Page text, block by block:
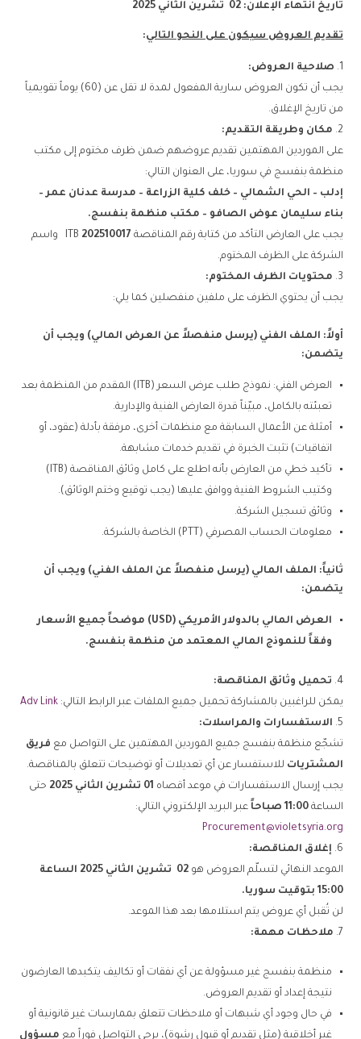
تاريخ انتهاء الإعلان:
02 تشرين الثاني 2025
تقديم العروض سيكون على النحو التالي:
صلاحية العروض:
يجب أن تكون العروض سارية المفعول لمدة لا تقل عن (60) يوماً تقويمياً
من تاريخ الإغلاق.
مكان وطريقة التقديم:
على الموردين المهتمين تقديم عروضهم ضمن ظرف مختوم إلى مكتب
منظمة بنفسج في سوريا، على العنوان التالي:
إدلب – الحي الشمالي – خلف كلية الزراعة – مدرسة عدنان عمر –
بناء سليمان عوض الصافو – مكتب منظمة بنفسج.
يجب على العارض التأكد من كتابة رقم المناقصة 202510017
ITB واسم
الشركة على الظرف المختوم.
محتويات الظرف المختوم:
يجب أن يحتوي الظرف على ملفين منفصلين كما يلي:
أولاً: الملف الفني (يرسل منفصلاً عن العرض المالي) ويجب أن
يتضمن:
العرض الفني: نموذج طلب عرض السعر (ITB) المقدم من المنظمة بعد
تعبئته بالكامل، مبيّناً قدرة العارض الفنية والإدارية.
أمثلة عن الأعمال السابقة مع منظمات أخرى، مرفقة بأدلة (عقود، أو
اتفاقيات) تثبت الخبرة في تقديم خدمات مشابهة.
تأكيد خطي من العارض بأنه اطلع على كامل وثائق المناقصة (ITB)
وكتيب الشروط الفنية ووافق عليها (يجب توقيع وختم الوثائق).
وثائق تسجيل الشركة.
معلومات الحساب المصرفي (PTT) الخاصة بالشركة.
ثانياً: الملف المالي (يرسل منفصلاً عن الملف الفني) ويجب أن
يتضمن:
العرض المالي بالدولار الأمريكي (USD)
موضحاً جميع الأسعار
وفقاً للنموذج المالي المعتمد من منظمة بنفسج.
تحميل وثائق المناقصة:
يمكن للراغبين بالمشاركة تحميل جميع الملفات عبر الرابط التالي: Adv Link
الاستفسارات والمراسلات:
تشجّع منظمة بنفسج جميع الموردين المهتمين على التواصل مع فريق
المشتريات للاستفسار عن أي تعديلات أو توضيحات تتعلق بالمناقصة.
يجب إرسال الاستفسارات في موعد أقصاه 01 تشرين الثاني 2025
حتى
الساعة 11:00 صباحاً عبر البريد الإلكتروني التالي:
Procurement@violetsyria.org
إغلاق المناقصة:
الموعد النهائي لتسلّم العروض هو 02
تشرين الثاني 2025 الساعة
15:00 بتوقيت سوريا
.
لن تُقبل أي عروض يتم استلامها بعد هذا الموعد.
ملاحظات مهمة:
منظمة بنفسج غير مسؤولة عن أي نفقات أو تكاليف يتكبدها العارضون
نتيجة إعداد أو تقديم العروض.
في حال وجود أي شبهات أو ملاحظات تتعلق بممارسات غير قانونية أو
غير أخلاقية (مثل تقديم أو قبول رشوة)، يرجى التواصل فوراً مع مسؤول